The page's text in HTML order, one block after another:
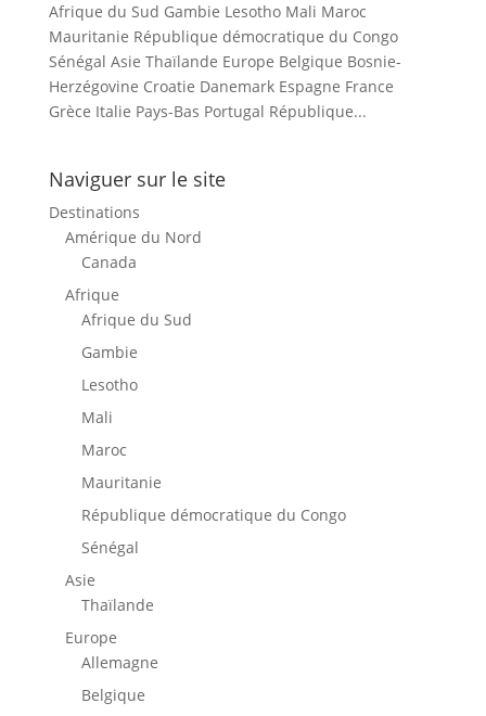
Afrique du Sud Gambie Lesotho Mali Maroc
Mauritanie République démocratique du Congo
Sénégal Asie Thaïlande Europe Belgique Bosnie-
Herzégovine Croatie Danemark Espagne France
Grèce Italie Pays-Bas Portugal République...
Naviguer sur le site
Destinations
Amérique du Nord
Canada
Afrique
Afrique du Sud
Gambie
Lesotho
Mali
Maroc
Mauritanie
République démocratique du Congo
Sénégal
Asie
Thaïlande
Europe
Allemagne
Belgique